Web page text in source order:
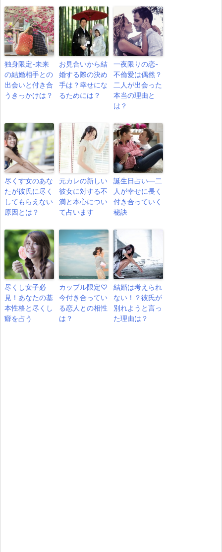
独身限定-未来
の結婚相手との
出会いと付き合
うきっかけは？
お見合いから結
婚する際の決め
手は？幸せにな
るためには？
一夜限りの恋-
不倫愛は偶然？
二人が出会った
本当の理由と
は？
尽くす女のあな
たが彼氏に尽く
してもらえない
原因とは？
元カレの新しい
彼女に対する不
満と本心につい
て占います
誕生日占い―二
人が幸せに長く
付き合っていく
秘訣
尽くし女子必
見！あなたの基
本性格と尽くし
癖を占う
カップル限定♡
今付き合ってい
る恋人との相性
は？
結婚は考えられ
ない！？彼氏が
別れようと言っ
た理由は？